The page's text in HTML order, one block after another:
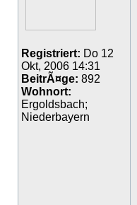
Registriert: Do 12
Okt, 2006 14:31
BeitrÃ¤ge: 892
Wohnort:
Ergoldsbach;
Niederbayern